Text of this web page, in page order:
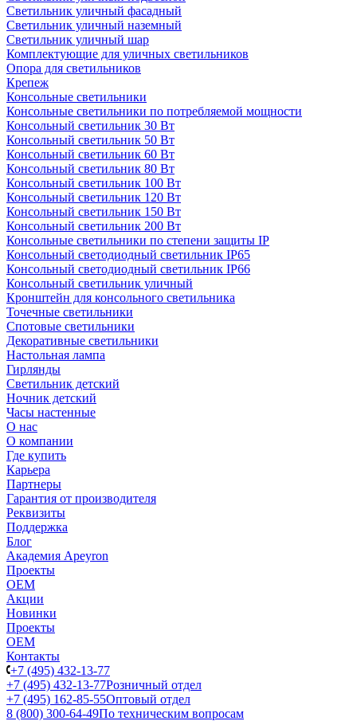
Светильник уличный фасадный
Светильник уличный наземный
Cветильник уличный шар
Комплектующие для уличных светильников
Опора для светильников
Крепеж
Консольные светильники
Консольные светильники по потребляемой мощности
Консольный светильник 30 Вт
Консольный светильник 50 Вт
Консольный светильник 60 Вт
Консольный светильник 80 Вт
Консольный светильник 100 Вт
Консольный светильник 120 Вт
Консольный светильник 150 Вт
Консольный светильник 200 Вт
Консольные светильники по степени защиты IP
Консольный светодиодный светильник IP65
Консольный светодиодный светильник IP66
Консольный светильник уличный
Кронштейн для консольного светильника
Точечные светильники
Спотовые светильники
Декоративные светильники
Настольная лампа
Гирлянды
Светильник детский
Ночник детский
Часы настенные
О нас
О компании
Где купить
Карьера
Партнеры
Гарантия от производителя
Реквизиты
Поддержка
Блог
Академия Apeyron
Проекты
ОЕМ
Акции
Новинки
Проекты
ОЕМ
Контакты
+7 (495) 432-13-77
+7 (495) 432-13-77Розничный отдел
+7 (495) 162-85-55Оптовый отдел
8 (800) 300-64-49По техническим вопросам